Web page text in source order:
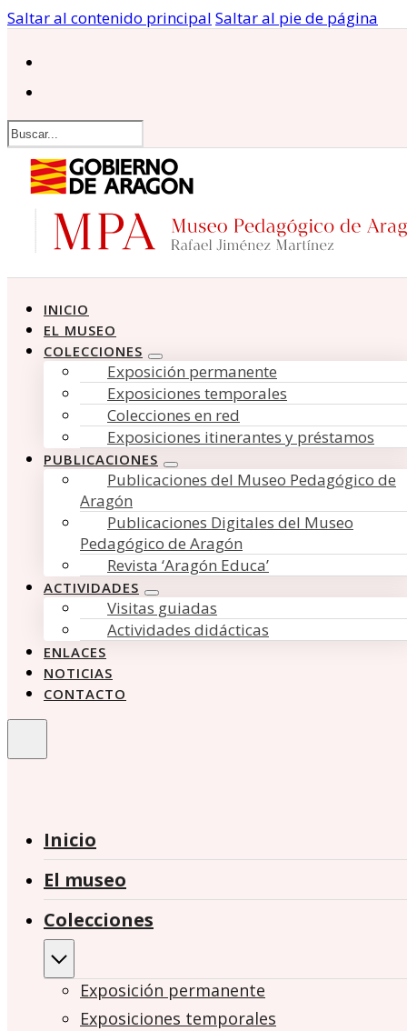
Saltar al contenido principal Saltar al pie de página
Buscar
INICIO
EL MUSEO
COLECCIONES
Exposición permanente
Exposiciones temporales
Colecciones en red
Exposiciones itinerantes y préstamos
PUBLICACIONES
Publicaciones del Museo Pedagógico de
Aragón
Publicaciones Digitales del Museo
Pedagógico de Aragón
Revista ‘Aragón Educa’
ACTIVIDADES
Visitas guiadas
Actividades didácticas
ENLACES
NOTICIAS
CONTACTO
Inicio
El museo
Colecciones
Exposición permanente
Exposiciones temporales